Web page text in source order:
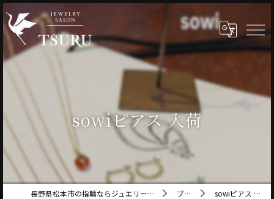
sowiピアス 入荷
長野県松本市の指輪ならジュエリーサロン鶴 ブログ sowiピアス 入荷